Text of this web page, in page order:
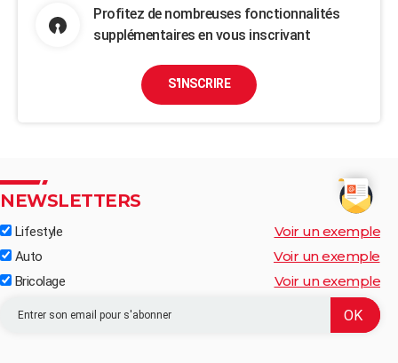
Profitez de nombreuses fonctionnalités
supplémentaires en vous inscrivant
S'INSCRIRE
NEWSLETTERS
Lifestyle Voir un exemple
Auto Voir un exemple
Bricolage Voir un exemple